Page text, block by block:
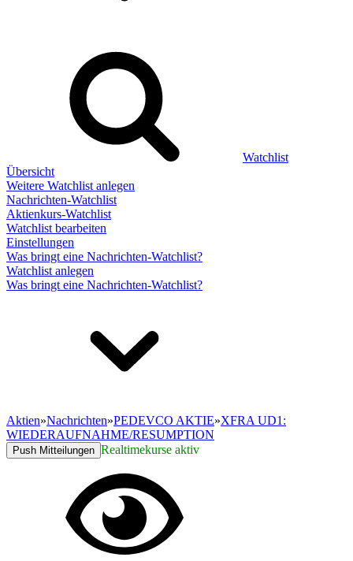
Watchlist
Übersicht
Weitere Watchlist anlegen
Nachrichten-Watchlist
Aktienkurs-Watchlist
Watchlist bearbeiten
Einstellungen
Was bringt eine Nachrichten-Watchlist?
Watchlist anlegen
Was bringt eine Nachrichten-Watchlist?
Aktien»Nachrichten»PEDEVCO AKTIE»XFRA UD1:
WIEDERAUFNAHME/RESUMPTION
Push Mitteilungen Realtimekurse aktiv